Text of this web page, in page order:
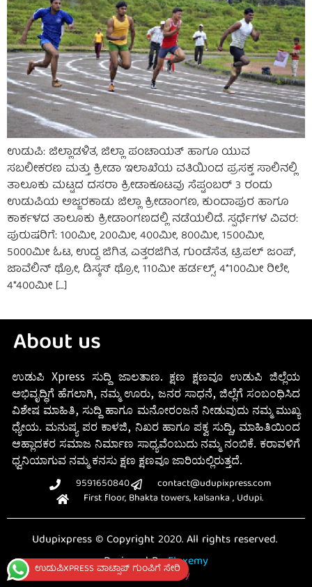
ಉಡುಪಿ: ಜಿಲ್ಲಾಡಳಿತ, ಜಿಲ್ಲಾ ಪಂಚಾಯತ್ ಹಾಗೂ ಯುವ
ಸಬಲೀಕರಣ ಮತ್ತು ಕ್ರೀಡಾ ಇಲಾಖೆಯ ವತಿಯಿಂದ ಪ್ರಸಕ್ತ ಸಾಲಿನಲ್ಲಿ
ತಾಲೂಕು ಮಟ್ಟದ ದಸರಾ ಕ್ರೀಡಾಕೂಟವು ಸೆಪ್ಟಂಬರ್ 3 ರಂದು
ಉಡುಪಿಯ ಅಜ್ಜರಕಾಡು ಜಿಲ್ಲಾ ಕ್ರೀಡಾಂಗಣ, ಕುಂದಾಪುರ ಹಾಗೂ
ಕಾರ್ಕಳದ ತಾಲೂಕು ಕ್ರೀಡಾಂಗಣದಲ್ಲಿ ನಡೆಯಲಿದೆ. ಸ್ಪರ್ಧೆಗಳ ವಿವರ:
ಪುರುಷರಿಗೆ: 100ಮೀ, 200ಮೀ, 400ಮೀ, 800ಮೀ, 1500ಮೀ,
5000ಮೀ ಓಟ, ಉದ್ದ ಜಿಗಿತ, ಎತ್ತರಜಿಗಿತ, ಗುಂಡೆಸೆತ, ಟ್ರಿಪಲ್ ಜಂಪ್,
ಜಾವೆಲಿನ್ ಥ್ರೋ, ಡಿಸ್ಕಸ್ ಥ್ರೋ, 110ಮೀ ಹರ್ಡಲ್ಸ್, 4*100ಮೀ ರಿಲೇ,
4*400ಮೀ […]
ಉಡುಪಿXPRESS ವಾಟ್ಸಾಪ್ ಗುಂಪಿಗೆ ಸೇರಿ
About us
ಉಡುಪಿ Xpress ಸುದ್ದಿ ಜಾಲತಾಣ. ಕ್ಷಣ ಕ್ಷಣವೂ ಉಡುಪಿ ಜಿಲ್ಲೆಯ
ಅಭಿವೃದ್ಧಿಗೆ ಹೆಗಲಾಗಿ, ನಮ್ಮ ಊರು, ಜನರ ಸಾಧನೆ, ಜಿಲ್ಲೆಗೆ ಸಂಬಂಧಿಸಿದ
ವಿಶೇಷ ಮಾಹಿತಿ, ಸುದ್ದಿ ಹಾಗೂ ಮನೋರಂಜನೆ ನೀಡುವುದು ನಮ್ಮ ಮುಖ್ಯ
ಧ್ಯೇಯ. ಮನುಷ್ಯ ಪರ ಕಾಳಜಿ, ನಿಖರ ಹಾಗೂ ಪಕ್ವ ಸುದ್ದಿ, ಮಾಹಿತಿಯಿಂದ
ಆಹ್ಲಾದಕರ ಸಮಾಜ ನಿರ್ಮಾಣ ಸಾಧ್ಯವೆಂಬುದು ನಮ್ಮ ನಂಬಿಕೆ. ಕರಾವಳಿಗೆ
ಧ್ವನಿಯಾಗುವ ನಮ್ಮ ಕನಸು ಕ್ಷಣ ಕ್ಷಣವೂ ಜಾರಿಯಲ್ಲಿರುತ್ತದೆ.
9591650840
contact@udupixpress.com
First floor, Bhakta towers, kalsanka , Udupi.
Udupixpress © Copyright 2020. All rights reserved.
Designed ByFluxemy
Privacy Policy